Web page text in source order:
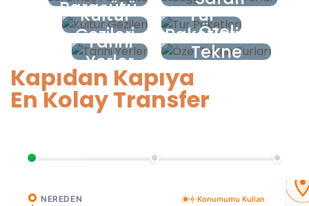
Paraşütü
Kültür
Gezileri
Tarihi
Yerler
Turları
Tur
Paketleri
Özel
Tekne
Turları
Kapıdan Kapıya
En Kolay Transfer